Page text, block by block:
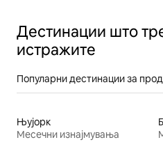
Дестинации што
истражите
Популарни дестинации за
Њујорк
Месечни изнајмувања